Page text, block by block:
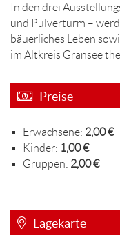
In den drei
und Pulverturm –
bäuerliches Leben
im Altkreis Gransee
Preise
Erwachsene: 2,00 €
Kinder: 1,00 €
Gruppen: 2,00 €
Lagekarte